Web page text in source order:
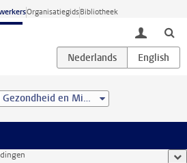
OrganisatiegidsBibliotheek
toggle
Veiligheid Gezondheid en Milieu